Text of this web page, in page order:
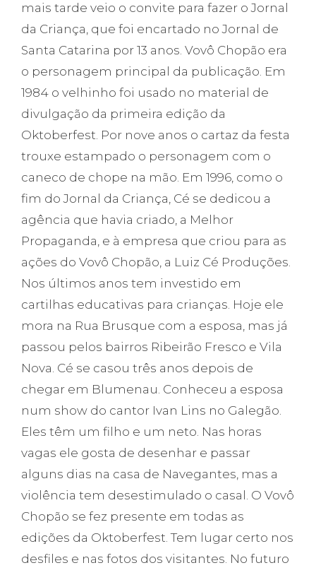
mais tarde veio o convite para fazer o Jornal
da Criança, que foi encartado no Jornal de
Santa Catarina por 13 anos. Vovô Chopão era
o personagem principal da publicação. Em
1984 o velhinho foi usado no material de
divulgação da primeira edição da
Oktoberfest. Por nove anos o cartaz da festa
trouxe estampado o personagem com o
caneco de chope na mão. Em 1996, como o
fim do Jornal da Criança, Cé se dedicou a
agência que havia criado, a Melhor
Propaganda, e à empresa que criou para as
ações do Vovô Chopão, a Luiz Cé Produções.
Nos últimos anos tem investido em
cartilhas educativas para crianças. Hoje ele
mora na Rua Brusque com a esposa, mas já
passou pelos bairros Ribeirão Fresco e Vila
Nova. Cé se casou três anos depois de
chegar em Blumenau. Conheceu a esposa
num show do cantor Ivan Lins no Galegão.
Eles têm um filho e um neto. Nas horas
vagas ele gosta de desenhar e passar
alguns dias na casa de Navegantes, mas a
violência tem desestimulado o casal. O Vovô
Chopão se fez presente em todas as
edições da Oktoberfest. Tem lugar certo nos
desfiles e nas fotos dos visitantes. No futuro